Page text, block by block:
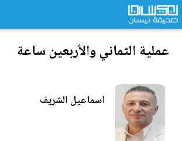
عملية الثماني والأربعين ساعة
اسماعيل الشريف